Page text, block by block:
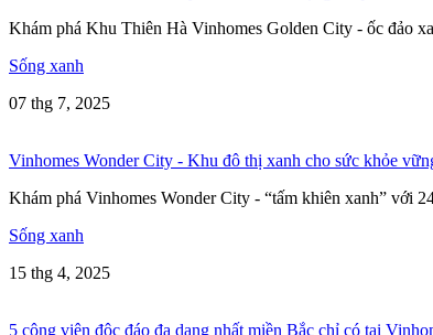
Khám phá Khu Thiên Hà Vinhomes Golden City - ốc đảo
Sống xanh
07 thg 7, 2025
Vinhomes Wonder City - Khu đô thị xanh cho sức khỏe
Khám phá Vinhomes Wonder City - “tấm khiên xanh” với
Sống xanh
15 thg 4, 2025
5 công viên độc đáo đa dạng nhất miền Bắc chỉ có tại